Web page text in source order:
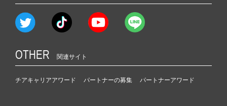
OTHER 関連サイト
チアキャリアアワード パートナーの募集 パートナーアワード